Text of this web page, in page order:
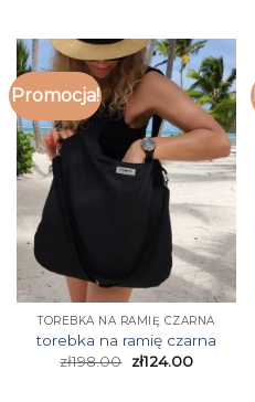
Promocja!
TOREBKA NA RAMIĘ CZARNA
torebka na ramię czarna
zł198.00 zł124.00